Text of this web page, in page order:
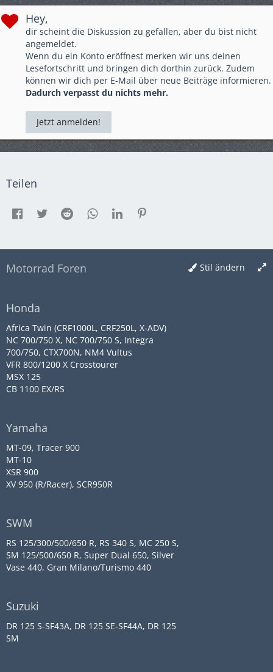
Hey,
dir scheint die Diskussion zu gefallen, aber du bist nicht
angemeldet.
Wenn du ein Konto eröffnest merken wir uns deinen
Lesefortschritt und bringen dich dorthin zurück. Zudem
können wir dich per E-Mail über neue Beiträge informieren.
Dadurch verpasst du nichts mehr.
Jetzt anmelden!
Teilen
Stil ändern
Motorrad Foren
Honda
Africa Twin (CRF1000L, CRF250L, X-ADV)
NC 700/750 X, NC 700/750 S, Integra
700/750, CTX700N, NM4 Vultus
VFR 800/1200 X Crosstourer
MSX 125
CB 1100 EX/RS
Yamaha
MT-09, Tracer 900
MT-10
XSR 900
XV 950 (R/Racer), SCR950R
SWM
RS 125/300/500/650 R, RS 340 S, MC 250 S,
SM 125/500/650 R, Super Dual 650, Silver
Vase 440, Gran Milano/Turismo 440
Suzuki
DR 125 S-SF43A, DR 125 SE-SF44A, DR 125
SM